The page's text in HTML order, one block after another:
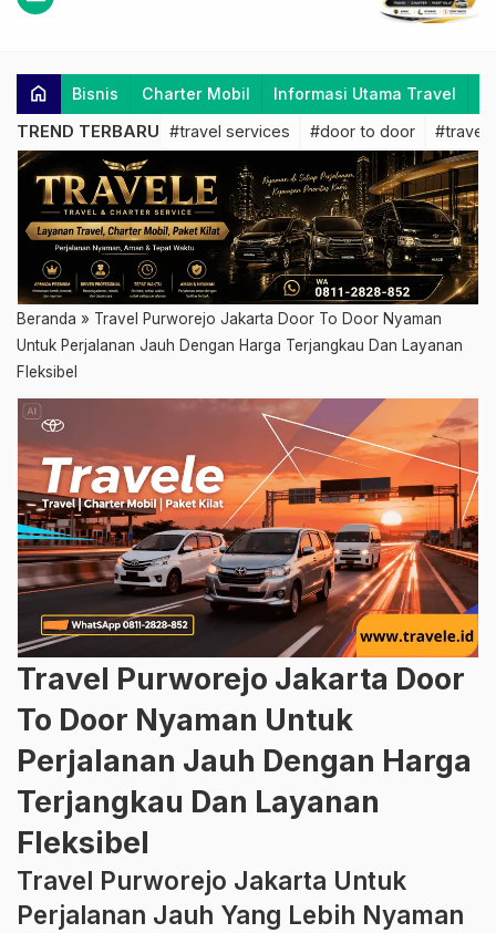
home Bisnis Charter Mobil Informasi Utama Travel
TREND TERBARU #travel services #door to door #travel
Beranda » Travel Purworejo Jakarta Door To Door Nyaman
Untuk Perjalanan Jauh Dengan Harga Terjangkau Dan Layanan
Fleksibel
Travel Purworejo Jakarta Door
To Door Nyaman Untuk
Perjalanan Jauh Dengan Harga
Terjangkau Dan Layanan
Fleksibel
Travel Purworejo Jakarta Untuk
Perjalanan Jauh Yang Lebih Nyaman